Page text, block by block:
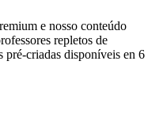
e nosso conteúdo
repletos de
pré-criadas disponíveis en 6